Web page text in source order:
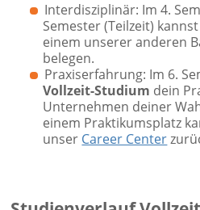
Interdisziplinär: Im 4.
Semester (Teilzeit)
einem unserer anderen
belegen.
Praxiserfahrung: Im 6.
Vollzeit-Studium dein
Unternehmen deiner
einem Praktikumsplatz
unser Career Center